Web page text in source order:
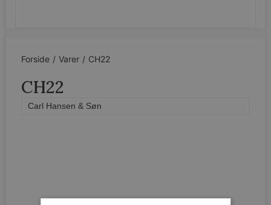
Forside / Varer / CH22
CH22
Carl Hansen & Søn